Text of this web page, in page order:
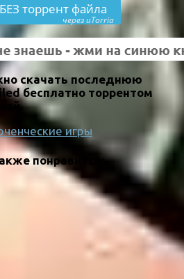
торрент файла
через uTorria
скачать последнюю
бесплатно торрентом
игры
понравится: